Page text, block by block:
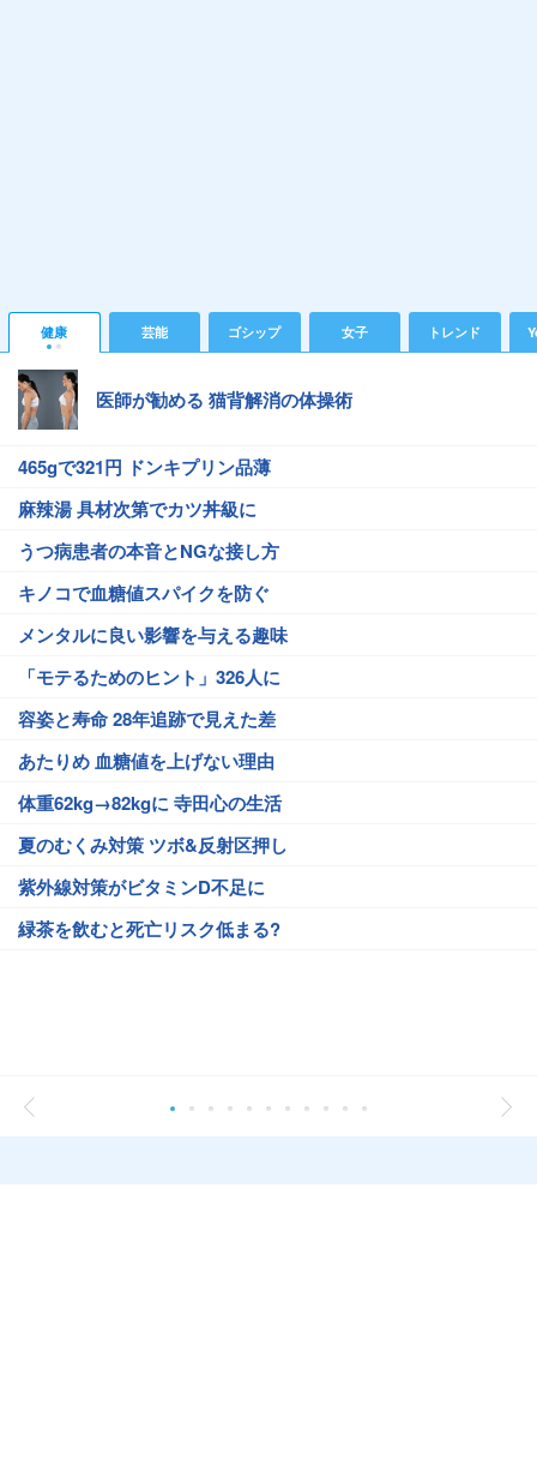
健康 芸能 ゴシップ 女子 トレンド
医師が勧める 猫背解消の体操術
465gで321円 ドンキプリン品薄
麻辣湯 具材次第でカツ丼級に
うつ病患者の本音とNGな接し方
キノコで血糖値スパイクを防ぐ
メンタルに良い影響を与える趣味
「モテるためのヒント」326人に
容姿と寿命 28年追跡で見えた差
あたりめ 血糖値を上げない理由
体重62kg→82kgに 寺田心の生活
夏のむくみ対策 ツボ&反射区押し
紫外線対策がビタミンD不足に
緑茶を飲むと死亡リスク低まる?